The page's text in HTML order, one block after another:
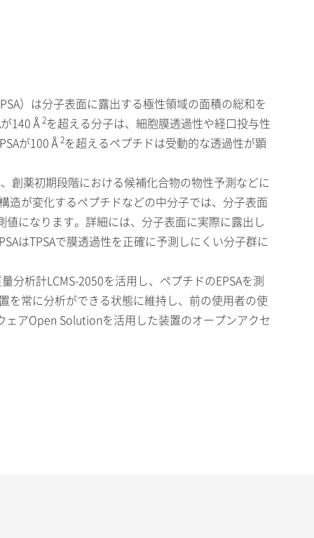
）は分子表面に露出する極性領域の面積の総和を
140Å 2を超える分子は、細胞膜透過性や経口投与性
が100Å 2を超えるペプチドは受動的な透過性が顕
創薬初期段階における候補化合物の物性予測などに
造が変化するペプチドなどの中分子では、分子表面
値になります。詳細には、分子表面に実際に露出し
はTPSAで膜透過性を正確に予測しにくい分子群に
析計LCMS-2050を活用し、ペプチドのEPSAを測
を常に分析ができる状態に維持し、前の使用者の使
アOpen Solutionを活用した装置のオープンアクセ